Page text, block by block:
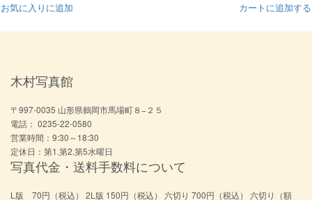
お気に入りに追加 カートに追加する
木村写真館
〒997-0035 山形県鶴岡市馬場町８−２５
電話： 0235-22-0580
営業時間：9:30～18:30
定休日：第1.第2.第5水曜日
写真代金・送料手数料について
L版 70円（税込） 2L版 150円（税込） 六切り 700円（税込） 六切り（額